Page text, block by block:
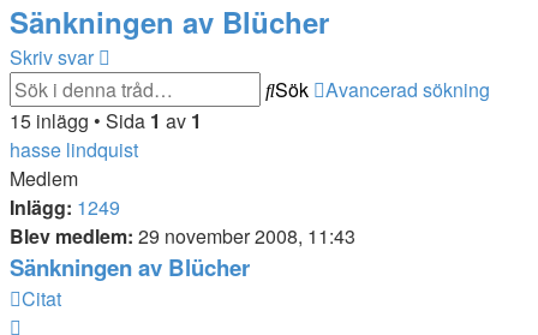
Sänkningen av Blücher
Skriv svar
Sök
Avancerad sökning
15 inlägg • Sida 1 av 1
hasse lindquist
Medlem
Inlägg: 1249
Blev medlem: 29 november 2008, 11:43
Sänkningen av Blücher
Citat